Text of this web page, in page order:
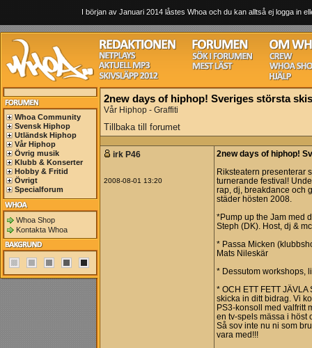
I början av Januari 2014 låstes Whoa och du kan alltså ej logga in
Whoa Community
Svensk Hiphop
Utländsk Hiphop
Vår Hiphop
Övrig musik
Klubb & Konserter
Hobby & Fritid
Övrigt
Specialforum
Whoa Shop
Kontakta Whoa
2new days of hiphop! Sveriges största
Vår Hiphop - Graffiti
Tillbaka till forumet
irk P46
2008-08-01 13:20
2new days of hiphop!
Riksteatern presenterar
turnerande festival!
rap, dj, breakdance och
städer hösten 2008.
*Pump up the Jam med
Steph (DK). Host, dj &
* Passa Micken
Mats Nileskär
* Dessutom workshops,
* OCH ETT FETT
skicka in ditt bidrag. Vi
PS3-konsoll med valfritt
en tv-spels mässa i höst
Så sov inte nu ni som
vara med!!!